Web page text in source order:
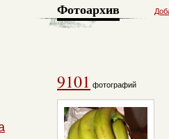
Фотоархив
9101 фотографий